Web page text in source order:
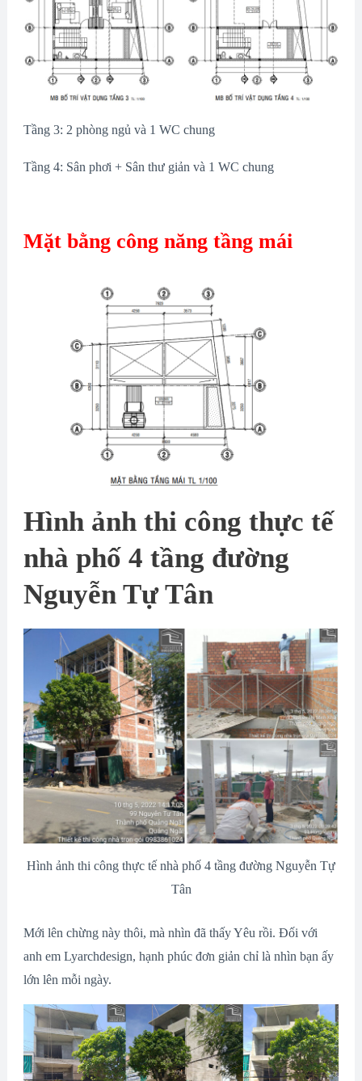
Tầng 3: 2 phòng ngủ và 1 WC chung
Tầng 4: Sân phơi + Sân thư giản và 1 WC chung
Mặt bằng công năng tầng mái
Hình ảnh thi công thực tế
nhà phố 4 tầng đường
Nguyễn Tự Tân
Hình ảnh thi công thực tế nhà phố 4 tầng đường Nguyễn Tự
Tân
Mới lên chừng này thôi, mà nhìn đã thấy Yêu rồi. Đối với
anh em Lyarchdesign, hạnh phúc đơn giản chỉ là nhìn bạn ấy
lớn lên mỗi ngày.